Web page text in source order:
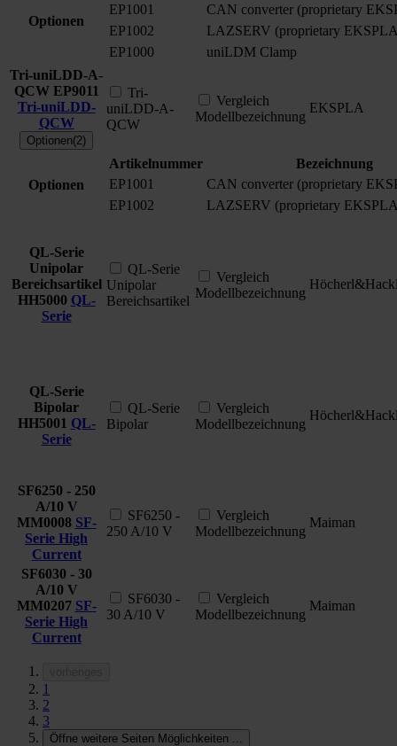
Optionen
EP1001
CAN converter (proprietary
EP1002
LAZSERV (proprietary
EP1000
uniLDM Clamp
Tri-uniLDD-A-
QCW EP9011
Tri-uniLDD-
QCW
Optionen(2)
Tri-
uniLDD-A-
QCW
Vergleich
Modellbezeichnung
EKSPLA
Optionen
Artikelnummer
Bezeichnung
EP1001
CAN converter (proprietary
EP1002
LAZSERV (proprietary
QL-Serie
Unipolar
Bereichsartikel
HH5000 QL-
Serie
QL-Serie
Unipolar
Bereichsartikel
Vergleich
Modellbezeichnung
QL-Serie
Bipolar
HH5001 QL-
Serie
QL-Serie
Bipolar
Vergleich
Modellbezeichnung
SF6250 - 250
A/10 V
MM0008 SF-
Serie High
Current
SF6250 -
250 A/10 V
Vergleich
Modellbezeichnung
Maiman
SF6030 - 30
A/10 V
MM0207 SF-
Serie High
Current
SF6030 -
30 A/10 V
Vergleich
Modellbezeichnung
Maiman
1
2
3
Öffne weitere Seiten Möglichkeiten